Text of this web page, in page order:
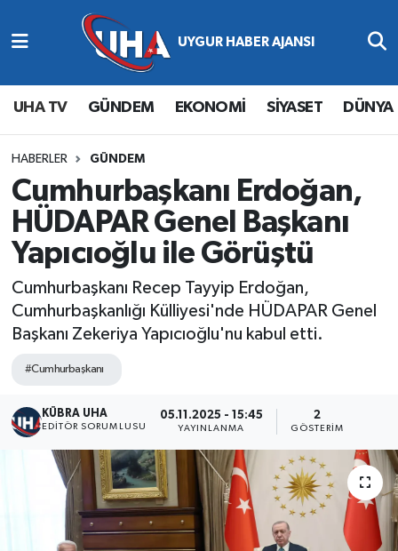
UHA TV GÜNDEM EKONOMİ SİYASET DÜNYA
HABERLER GÜNDEM
Cumhurbaşkanı Erdoğan,
HÜDAPAR Genel Başkanı
Yapıcıoğlu ile Görüştü
Cumhurbaşkanı Recep Tayyip Erdoğan,
Cumhurbaşkanlığı Külliyesi'nde HÜDAPAR Genel
Başkanı Zekeriya Yapıcıoğlu'nu kabul etti.
#Cumhurbaşkanı
KÜBRA UHA
EDİTÖR SORUMLUSU
05.11.2025 - 15:45
YAYINLANMA
2
GÖSTERIM
Abone Ol
Gündem
Ekonomi
Magazin
Siyaset
Spor
Yaşam
Nöbetçi Eczaneler
Hava Durumu
Namaz Vakitleri
Trafik Durumu
Süper Lig Puan Durumu ve Fikstür
Tüm Manşetler
Son Dakika Haberleri